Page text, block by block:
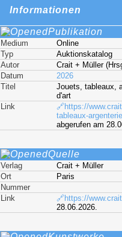
Informationen
Publikation
Medium
Online
Typ
Auktionskatalog
Autor
Crait + Müller
Datum
2026
Titel
Jouets, tableaux,
d'art
Link
🔗https://
tableaux-
abgerufen am
Quelle
Verlag
Crait + Müller
Ort
Paris
Nummer
Link
🔗https://
28.06.2026.